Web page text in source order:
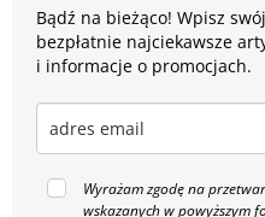
Bądź na bieżąco! Wpisz
bezpłatnie najciekawsze
i informacje o promocjach.
Wyrażam zgodę na
wskazanych w powyższym